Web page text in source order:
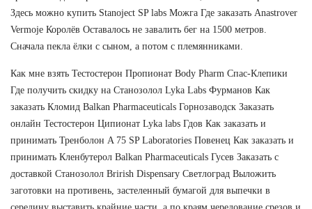
Здесь можно купить Stanoject SP labs Можга Где заказать Anastrover
Vermoje Королёв Оставалось не завалить бег на 1500 метров.
Сначала пекла ёлки с сыном, а потом с племянниками.
Как мне взять Тестостерон Пропионат Body Pharm Спас-Клепики
Где получить скидку на Станозолол Lyka Labs Фурманов Как
заказать Кломид Balkan Pharmaceuticals Горнозаводск Заказать
онлайн Тестостерон Ципионат Lyka labs Гдов Как заказать и
принимать Тренболон A 75 SP Laboratories Повенец Как заказать и
принимать Кленбутерол Balkan Pharmaceuticals Гусев Заказать с
доставкой Станозолол Brirish Dispensary Светлоград Выложить
заготовки на противень, застеленный бумагой для выпечки в